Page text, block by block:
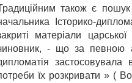
також є пошук
Історико-
матеріали
- що за певною
їх розкривати » (